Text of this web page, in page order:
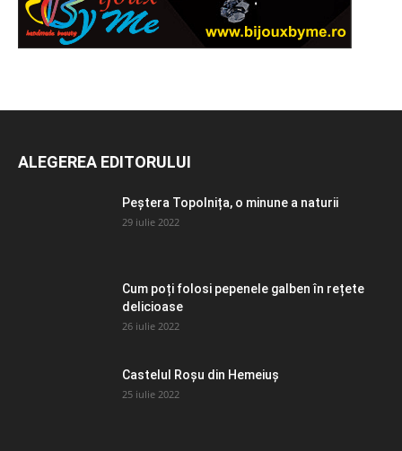
ALEGEREA EDITORULUI
Peștera Topolnița, o minune a naturii
29 iulie 2022
Cum poți folosi pepenele galben în rețete
delicioase
26 iulie 2022
Castelul Roșu din Hemeiuș
25 iulie 2022